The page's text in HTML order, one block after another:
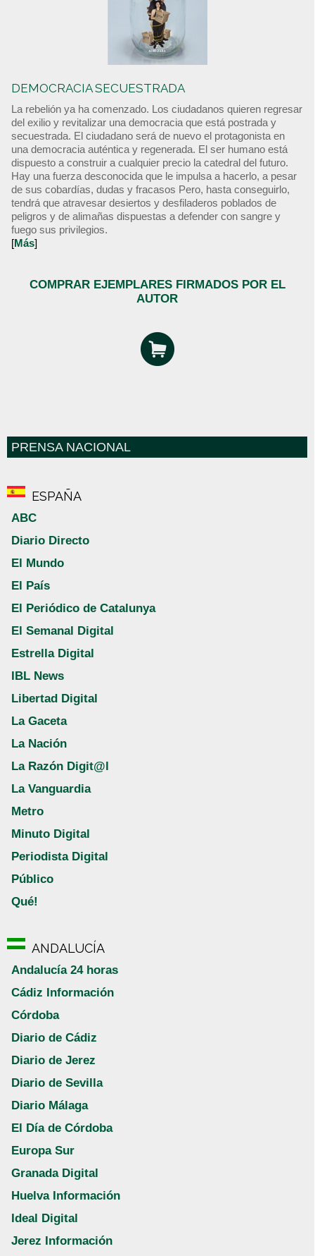
DEMOCRACIA SECUESTRADA
La rebelión ya ha comenzado. Los ciudadanos quieren regresar
del exilio y revitalizar una democracia que está postrada y
secuestrada. El ciudadano será de nuevo el protagonista en
una democracia auténtica y regenerada. El ser humano está
dispuesto a construir a cualquier precio la catedral del futuro.
Hay una fuerza desconocida que le impulsa a hacerlo, a pesar
de sus cobardías, dudas y fracasos Pero, hasta conseguirlo,
tendrá que atravesar desiertos y desfiladeros poblados de
peligros y de alimañas dispuestas a defender con sangre y
fuego sus privilegios.
[Más]
COMPRAR EJEMPLARES FIRMADOS POR EL
AUTOR
PRENSA NACIONAL
ESPAÑA
ABC
Diario Directo
El Mundo
El País
El Periódico de Catalunya
El Semanal Digital
Estrella Digital
IBL News
Libertad Digital
La Gaceta
La Nación
La Razón Digit@l
La Vanguardia
Metro
Minuto Digital
Periodista Digital
Público
Qué!
ANDALUCÍA
Andalucía 24 horas
Cádiz Información
Córdoba
Diario de Cádiz
Diario de Jerez
Diario de Sevilla
Diario Málaga
El Día de Córdoba
Europa Sur
Granada Digital
Huelva Información
Ideal Digital
Jerez Información